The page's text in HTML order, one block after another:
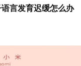
言发育迟缓怎么办